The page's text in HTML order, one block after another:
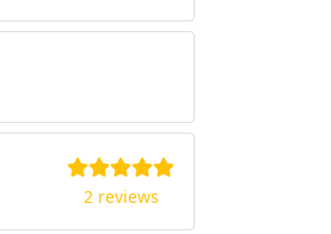
2 reviews